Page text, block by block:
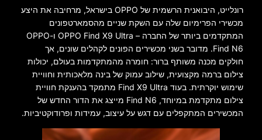
רונלייט, היבואנית הרשמית של OPPO בישראל, מרחיבה את היצע
מכשירי הפרימיום שלה עם השקת שניים מהסמארטפונים
המתקדמים ביותר של החברה – OPPO Find X9 Ultra ו-OPPO
Find N6. מדובר בשני מכשירים הפונים לקהלים שונים, אך
חולקים מכנה משותף ברור: חומרה מהמתקדמות בעולם, יכולות
צילום ברמה מקצועית, שילוב עמוק של בינה מלאכותית וחוויית
שימוש יוקרתית. בעוד Find X9 Ultra מתמקד בהענקת חוויית
צילום מתקדמת במיוחד, Find N6 מייצג את הדור החדש של
המכשירים המתקפלים עם דגש על עיצוב, עמידות ופרודוקטיביות.